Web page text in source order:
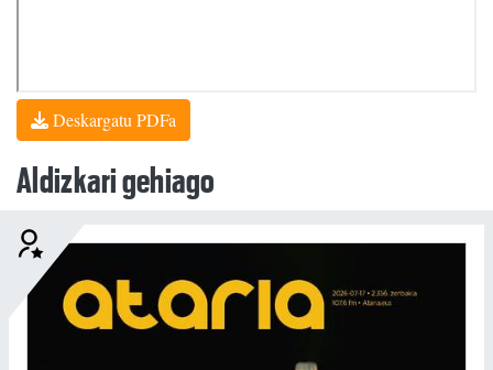
Deskargatu PDFa
Aldizkari gehiago